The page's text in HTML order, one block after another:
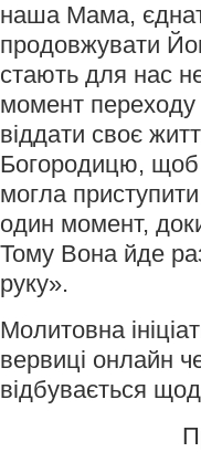
наша Мама,
продовжувати
стають для нас
момент
віддати своє
Богородицю, щоб
могла
один момент,
Тому Вона йде
руку».
Молитовна
вервиці онлайн
відбувається